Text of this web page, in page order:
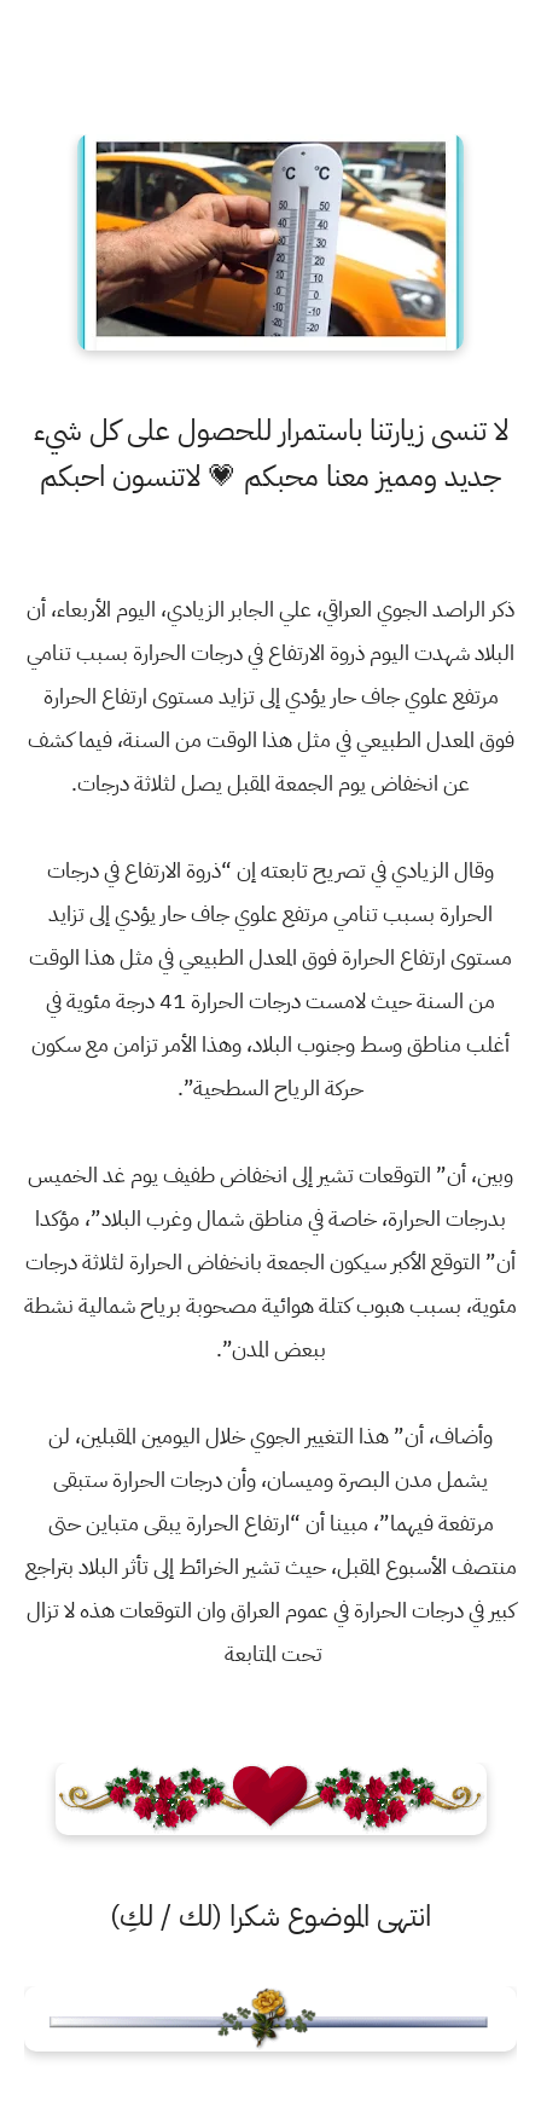
لا تنسى زيارتنا باستمرار للحصول على كل شيء
جديد ومميز معنا محبكم 💗 لاتنسون احبكم
ذكر الراصد الجوي العراقي، علي الجابر الزيادي، اليوم الأربعاء، أن
البلاد شهدت اليوم ذروة الارتفاع في درجات الحرارة بسبب تنامي
مرتفع علوي جاف حار يؤدي إلى تزايد مستوى ارتفاع الحرارة
فوق المعدل الطبيعي في مثل هذا الوقت من السنة، فيما كشف
عن انخفاض يوم الجمعة المقبل يصل لثلاثة درجات.
وقال الزيادي في تصريح تابعته إن “ذروة الارتفاع في درجات
الحرارة بسبب تنامي مرتفع علوي جاف حار يؤدي إلى تزايد
مستوى ارتفاع الحرارة فوق المعدل الطبيعي في مثل هذا الوقت
من السنة حيث لامست درجات الحرارة 41 درجة مئوية في
أغلب مناطق وسط وجنوب البلاد، وهذا الأمر تزامن مع سكون
حركة الرياح السطحية”.
وبين، أن” التوقعات تشير إلى انخفاض طفيف يوم غد الخميس
بدرجات الحرارة، خاصة في مناطق شمال وغرب البلاد”، مؤكدا
أن” التوقع الأكبر سيكون الجمعة بانخفاض الحرارة لثلاثة درجات
مئوية، بسبب هبوب كتلة هوائية مصحوبة برياح شمالية نشطة
ببعض المدن”.
وأضاف، أن” هذا التغيير الجوي خلال اليومين المقبلين، لن
يشمل مدن البصرة وميسان، وأن درجات الحرارة ستبقى
مرتفعة فيهما”، مبينا أن “ارتفاع الحرارة يبقى متباين حتى
منتصف الأسبوع المقبل، حيث تشير الخرائط إلى تأثر البلاد بتراجع
كبير في درجات الحرارة في عموم العراق وان التوقعات هذه لا تزال
تحت المتابعة
انتهى الموضوع شكرا (لك / لكِ)